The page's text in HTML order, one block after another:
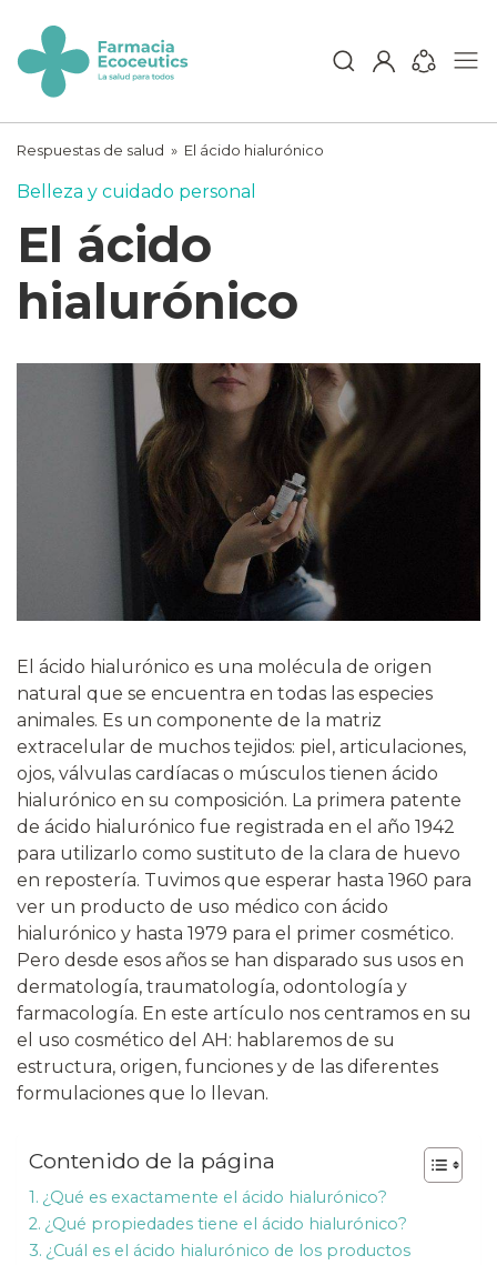
content
ecoceutics
Respuestas de salud » El ácido hialurónico
Belleza y cuidado personal
El ácido
hialurónico
El ácido hialurónico es una molécula de origen
natural que se encuentra en todas las especies
animales. Es un componente de la matriz
extracelular de muchos tejidos: piel, articulaciones,
ojos, válvulas cardíacas o músculos tienen ácido
hialurónico en su composición. La primera patente
de ácido hialurónico fue registrada en el año 1942
para utilizarlo como sustituto de la clara de huevo
en repostería. Tuvimos que esperar hasta 1960 para
ver un producto de uso médico con ácido
hialurónico y hasta 1979 para el primer cosmético.
Pero desde esos años se han disparado sus usos en
dermatología, traumatología, odontología y
farmacología. En este artículo nos centramos en su
el uso cosmético del AH: hablaremos de su
estructura, origen, funciones y de las diferentes
formulaciones que lo llevan.
Contenido de la página
¿Qué es exactamente el ácido hialurónico?
¿Qué propiedades tiene el ácido hialurónico?
¿Cuál es el ácido hialurónico de los productos